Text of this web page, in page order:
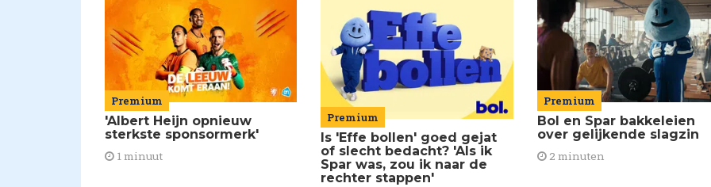
Premium
'Albert Heijn opnieuw
sterkste sponsormerk'
1 minuut
Premium
Is 'Effe bollen' goed gejat
of slecht bedacht? 'Als ik
Spar was, zou ik naar de
rechter stappen'
Premium
Bol en Spar bakkeleien
over gelijkende slagzin
2 minuten